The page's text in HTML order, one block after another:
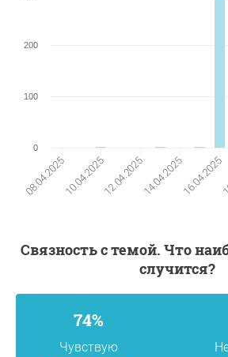
08.04.202510.04.202512.04.202514.04.202516.04.2025
0
100
200
Связность с темой. Что наиболее вероятно
случится?
74%
Чувствую